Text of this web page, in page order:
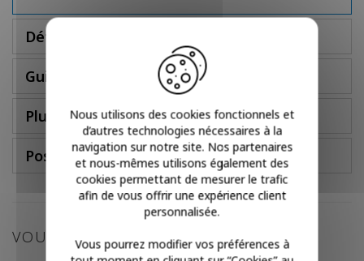
Détails
Guide des tailles
Plus d'infos
Poser une question
VOUS POURRIEZ AIMER
Nous utilisons des cookies fonctionnels et
d’autres technologies nécessaires à la
navigation sur notre site. Nos partenaires
et nous-mêmes utilisons également des
cookies permettant de mesurer le trafic
afin de vous offrir une expérience client
personnalisée.
Vous pourrez modifier vos préférences à